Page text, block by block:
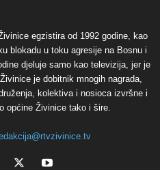
egzistira od 1992 godine, kao
blokadu u toku agresije na Bosnu i
djeluje samo kao televizija, jer je
je dobitnik mnogih nagrada,
kolektiva i nosioca izvršne i
općine Živinice tako i šire.